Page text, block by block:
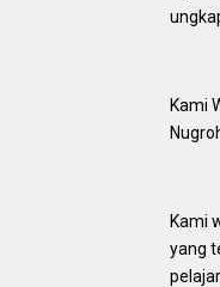
Kami
Kami
yang